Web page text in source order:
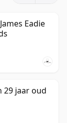
in
Whisky
Eadie
29 jaar oud